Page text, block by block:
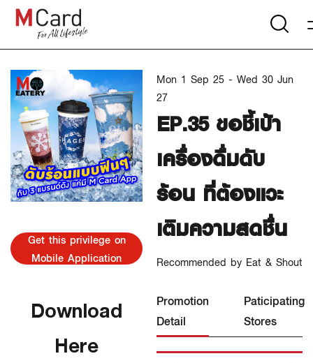
Get this privilege on
Mobile Application
Download
Here
Mon 1 Sep 25 - Wed 30 Jun
27
EP.35 ขอชี้เป้า
เครื่องดื่มดับ
ร้อน ที่ต้องแวะ
เติมความสดชื่น
Recommended by Eat & Shout
Promotion
Detail
Paticipating
Stores